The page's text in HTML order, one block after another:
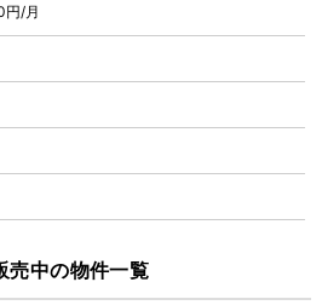
円/月
売中の物件一覧